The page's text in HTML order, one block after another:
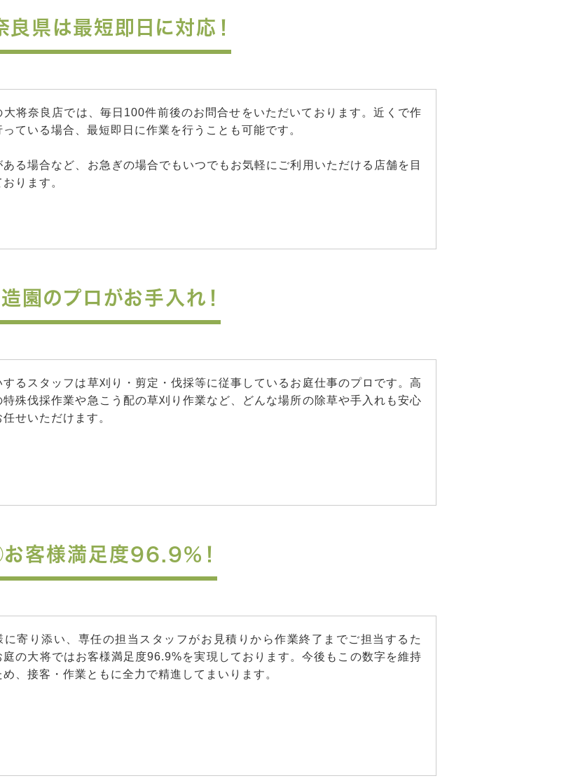
県は最短即日に対応！
大将奈良店では、毎日100件前後のお問合せをいただいております。近くで作
っている場合、最短即日に作業を行うことも可能です。
ある場合など、お急ぎの場合でもいつでもお気軽にご利用いただける店舗を目
ります。
園のプロがお手入れ！
するスタッフは草刈り・剪定・伐採等に従事しているお庭仕事のプロです。高
特殊伐採作業や急こう配の草刈り作業など、どんな場所の除草や手入れも安心
任せいただけます。
客様満足度96.9%！
に寄り添い、専任の担当スタッフがお見積りから作業終了までご担当するた
庭の大将ではお客様満足度96.9%を実現しております。今後もこの数字を維持
め、接客・作業ともに全力で精進してまいります。